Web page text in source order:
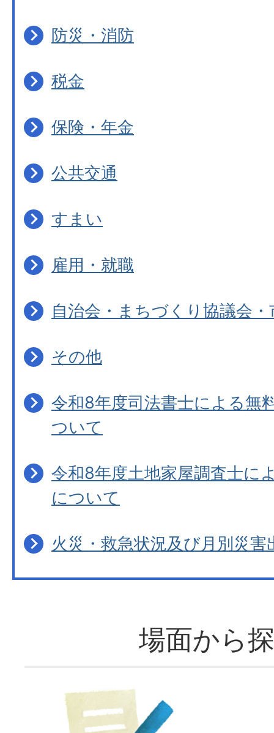
防災・消防
税金
保険・年金
公共交通
すまい
雇用・就職
自治会・まちづくり協議会・
その他
令和8年度司法書士による無
ついて
令和8年度土地家屋調査士に
について
火災・救急状況及び月別災害
場面から